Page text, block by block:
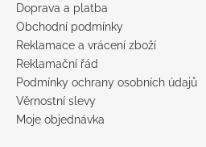
Doprava a platba
Obchodní podmínky
Reklamace a vrácení zboží
Reklamační řád
Podmínky ochrany osobních údajů
Věrnostní slevy
Moje objednávka